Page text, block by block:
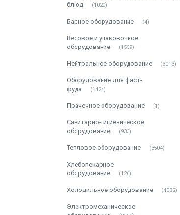
блюд
1020
Барное оборудование 4
Весовое и упаковочное
оборудование
1559
Нейтральное оборудование 3013
Оборудование для фаст-
фуда
1424
Прачечное оборудование 1
Санитарно-гигиеническое
оборудование
933
Тепловое оборудование 3504
Хлебопекарное
оборудование
126
Холодильное оборудование 4032
Электромеханическое